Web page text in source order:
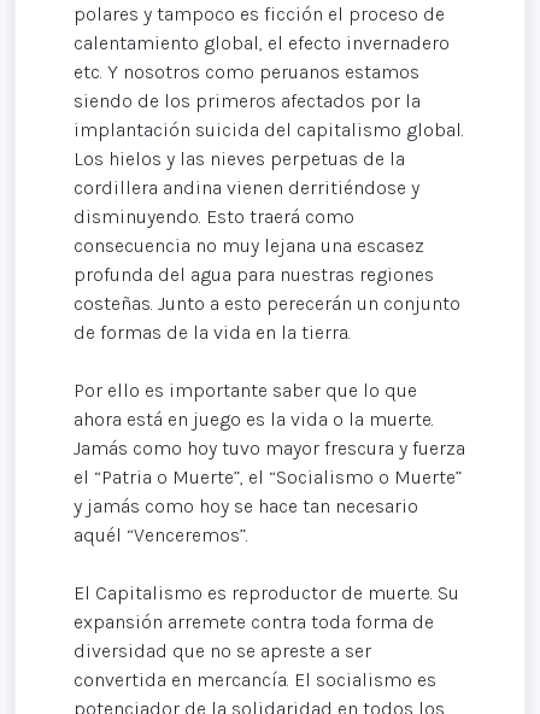
polares y tampoco es ficción el proceso de
calentamiento global, el efecto invernadero
etc. Y nosotros como peruanos estamos
siendo de los primeros afectados por la
implantación suicida del capitalismo global.
Los hielos y las nieves perpetuas de la
cordillera andina vienen derritiéndose y
disminuyendo. Esto traerá como
consecuencia no muy lejana una escasez
profunda del agua para nuestras regiones
costeñas. Junto a esto perecerán un conjunto
de formas de la vida en la tierra.
Por ello es importante saber que lo que
ahora está en juego es la vida o la muerte.
Jamás como hoy tuvo mayor frescura y fuerza
el “Patria o Muerte”, el “Socialismo o Muerte”
y jamás como hoy se hace tan necesario
aquél “Venceremos”.
El Capitalismo es reproductor de muerte. Su
expansión arremete contra toda forma de
diversidad que no se apreste a ser
convertida en mercancía. El socialismo es
potenciador de la solidaridad en todos los